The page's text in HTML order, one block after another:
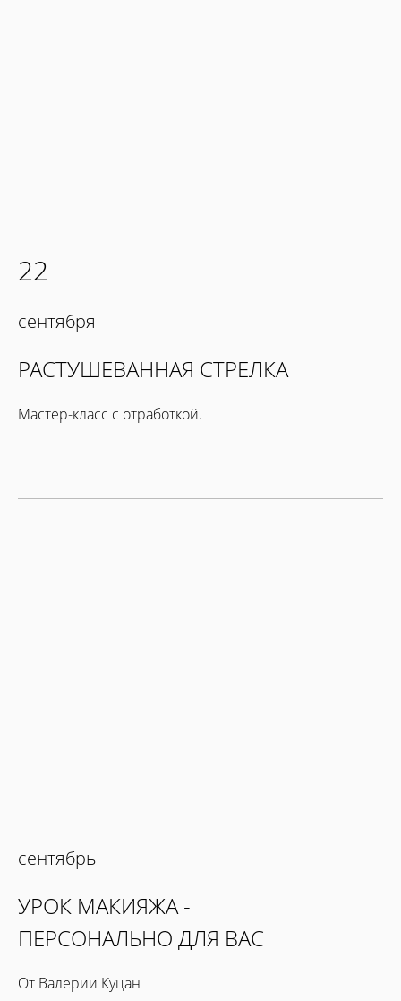
22
сентября
РАСТУШЕВАННАЯ СТРЕЛКА
Мастер-класс с отработкой.
сентябрь
УРОК МАКИЯЖА -
ПЕРСОНАЛЬНО ДЛЯ ВАС
От Валерии Куцан